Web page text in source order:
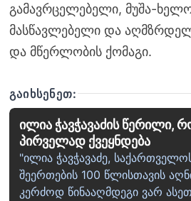
გამავრცელებელი, მუშა-
მასწავლებელი და
და მწერლობის ქომაგი.
ᲒᲐᲘᲮᲡᲔᲜᲔᲗ:
ილია ჭავჭავაძის წერილი,
პირველად ქვეყნდება
"ილია ჭავჭავაძე,
შეერთების 100 წლისთავის
კერძოდ წინააღმდეგი ვარ